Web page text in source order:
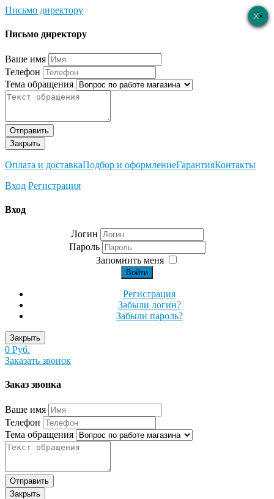
Письмо директору
×
Письмо директору
Ваше имя
Телефон
Тема обращения
Отправить
Закрыть
Оплата и доставкаПодбор и оформлениеГарантияКонтакты
Вход Регистрация
×
Вход
Логин
Пароль
Запомнить меня
Войти
Регистрация
Забыли логин?
Забыли пароль?
Закрыть
0 Руб.
Заказать звонок
×
Заказ звонка
Ваше имя
Телефон
Тема обращения
Отправить
Закрыть
×
×